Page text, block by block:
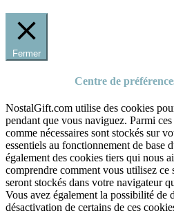
Fermer
Centre de
NostalGift.com utilise des cookies
pendant que vous naviguez. Parmi
comme nécessaires sont stockés sur
essentiels au fonctionnement de base
également des cookies tiers qui nous
comprendre comment vous utilisez ce
seront stockés dans votre navigateur
Vous avez également la possibilité de
désactivation de certains de ces